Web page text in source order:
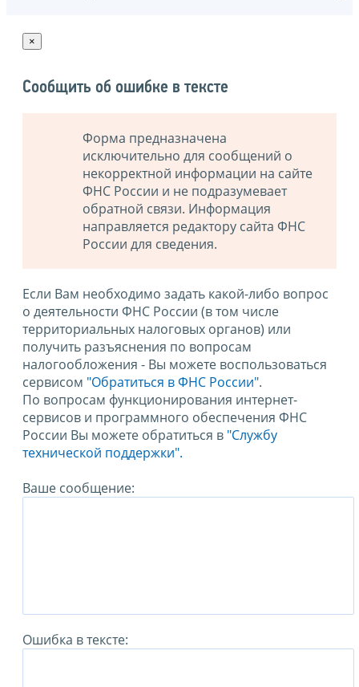
×
Сообщить об ошибке в тексте
Форма предназначена
исключительно для сообщений о
некорректной информации на сайте
ФНС России и не подразумевает
обратной связи. Информация
направляется редактору сайта ФНС
России для сведения.
Если Вам необходимо задать какой-либо вопрос
о деятельности ФНС России (в том числе
территориальных налоговых органов) или
получить разъяснения по вопросам
налогообложения - Вы можете воспользоваться
сервисом "Обратиться в ФНС России".
По вопросам функционирования интернет-
сервисов и программного обеспечения ФНС
России Вы можете обратиться в "Службу
технической поддержки".
Ваше сообщение:
Ошибка в тексте: